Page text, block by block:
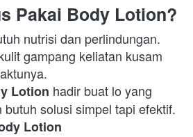
Pakai Body Lotion?
nutrisi dan perlindungan.
gampang keliatan kusam
Lotion hadir buat lo yang
solusi simpel tapi efektif.
Lotion